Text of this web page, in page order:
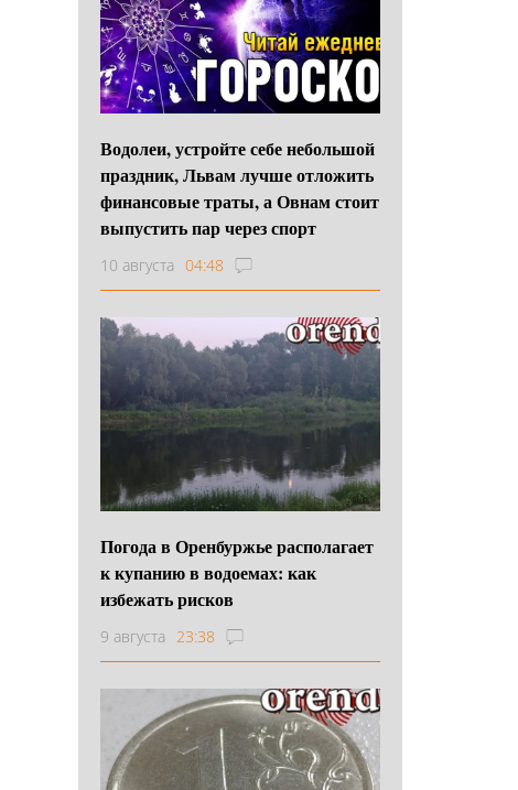
Водолеи, устройте себе небольшой
праздник, Львам лучше отложить
финансовые траты, а Овнам стоит
выпустить пар через спорт
10 августа 04:48
Погода в Оренбуржье располагает
к купанию в водоемах: как
избежать рисков
9 августа 23:38